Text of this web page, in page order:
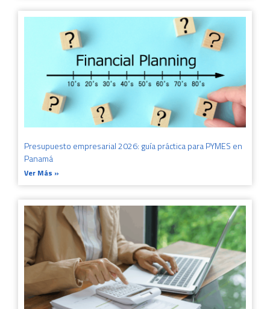
Presupuesto empresarial 2026: guía práctica para PYMES en
Panamá
Ver Más »